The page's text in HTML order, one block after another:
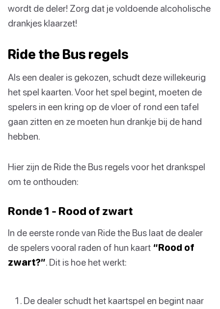
wordt de deler! Zorg dat je voldoende alcoholische
drankjes klaarzet!
Ride the Bus regels
Als een dealer is gekozen, schudt deze willekeurig
het spel kaarten. Voor het spel begint, moeten de
spelers in een kring op de vloer of rond een tafel
gaan zitten en ze moeten hun drankje bij de hand
hebben.
Hier zijn de Ride the Bus regels voor het drankspel
om te onthouden:
Ronde 1 - Rood of zwart
In de eerste ronde van Ride the Bus laat de dealer
de spelers vooral raden of hun kaart “Rood of
zwart?”. Dit is hoe het werkt:
De dealer schudt het kaartspel en begint naar